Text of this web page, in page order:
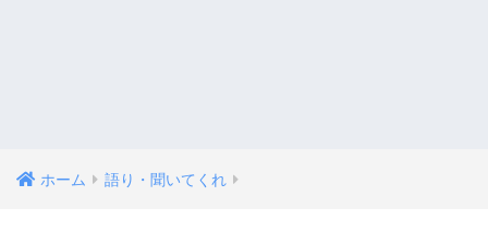
ホーム 語り・聞いてくれ